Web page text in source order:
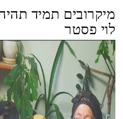
מיקרובים תמיד
לוי פסטר